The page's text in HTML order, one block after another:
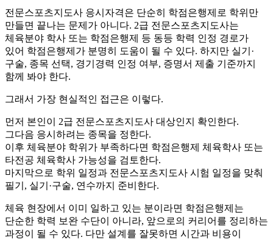
전문스포츠지도사 응시자격은 단순히 학점은행제로 학위만
만들면 끝나는 문제가 아니다. 2급 전문스포츠지도사는
체육분야 학사 또는 학점은행제 등 동등 학력 인정 경로가
있어 학점은행제가 분명히 도움이 될 수 있다. 하지만 실기·
구술, 종목 선택, 경기경력 인정 여부, 증명서 제출 기준까지
함께 봐야 한다.
그래서 가장 현실적인 접근은 이렇다.
먼저 본인이 2급 전문스포츠지도사 대상인지 확인한다.
그다음 응시하려는 종목을 정한다.
이후 체육분야 학위가 부족하다면 학점은행제 체육학사 또는
타전공 체육학사 가능성을 검토한다.
마지막으로 학위 일정과 전문스포츠지도사 시험 일정을 맞춰
필기, 실기·구술, 연수까지 준비한다.
체육 현장에서 이미 일하고 있는 분이라면 학점은행제는
단순한 학력 보완 수단이 아니라, 앞으로의 커리어를 정리하는
과정이 될 수 있다. 다만 설계를 잘못하면 시간과 비용이